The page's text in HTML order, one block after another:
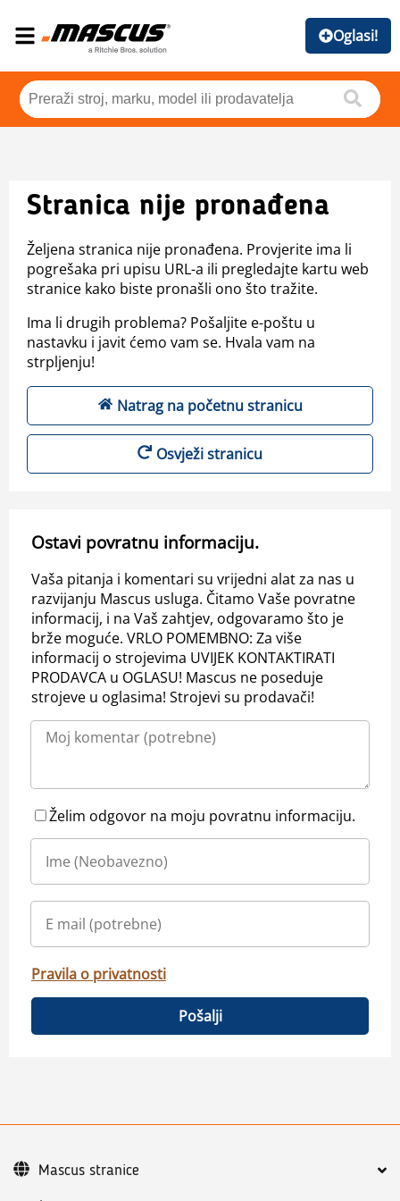
Oglasi!
Stranica nije pronađena
Željena stranica nije pronađena. Provjerite ima li
pogrešaka pri upisu URL-a ili pregledajte kartu web
stranice kako biste pronašli ono što tražite.
Ima li drugih problema? Pošaljite e-poštu u
nastavku i javit ćemo vam se. Hvala vam na
strpljenju!
Natrag na početnu stranicu
Osvježi stranicu
Ostavi povratnu informaciju.
Vaša pitanja i komentari su vrijedni alat za nas u
razvijanju Mascus usluga. Čitamo Vaše povratne
informacij, i na Vaš zahtjev, odgovaramo što je
brže moguće. VRLO POMEMBNO: Za više
informacij o strojevima UVIJEK KONTAKTIRATI
PRODAVCA u OGLASU! Mascus ne poseduje
strojeve u oglasima! Strojevi su prodavači!
Želim odgovor na moju povratnu informaciju.
Pravila o privatnosti
Pošalji
Mascus stranice